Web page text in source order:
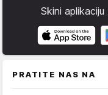
Skini
PRATITE NAS NA